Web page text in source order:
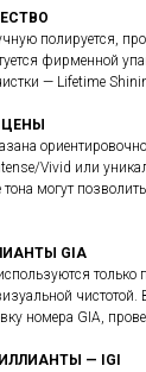
полируется,
фирменной
— Lifetime
Vivid или
могут
GIA
номера GIA,
— IGI